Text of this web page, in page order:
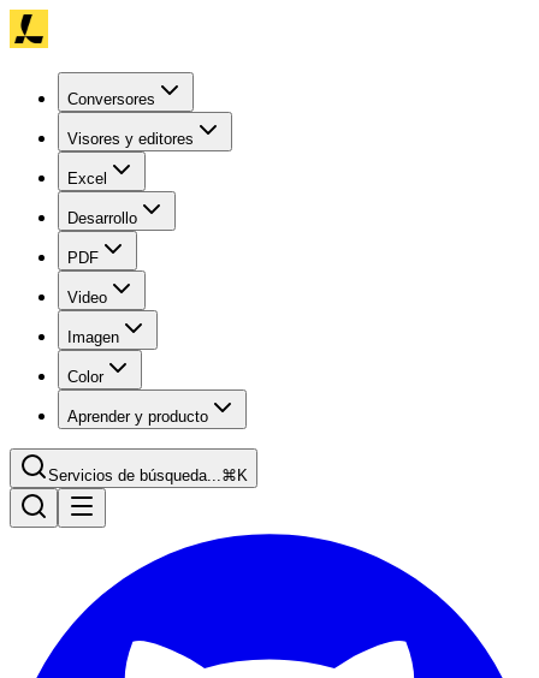
Conversores
Visores y editores
Excel
Desarrollo
PDF
Video
Imagen
Color
Aprender y producto
Servicios de búsqueda...⌘K